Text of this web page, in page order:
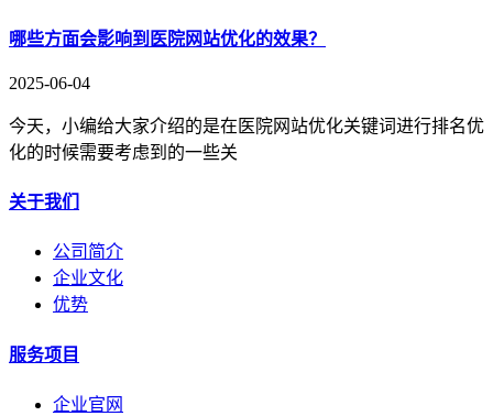
哪些方面会影响到医院网站优化的效果？
2025-06-04
今天，小编给大家介绍的是在医院网站优化关键词进行排名优
化的时候需要考虑到的一些关
关于我们
公司简介
企业文化
优势
服务项目
企业官网